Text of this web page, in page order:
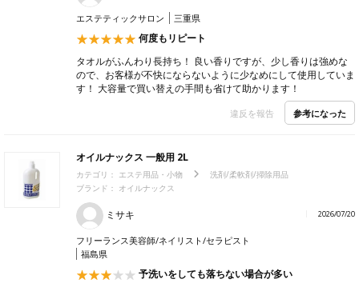
エステティックサロン 三重県
何度もリピート
タオルがふんわり長持ち！ 良い香りですが、少し香りは強めな
ので、お客様が不快にならないように少なめにして使用していま
す！ 大容量で買い替えの手間も省けて助かります！
違反を報告 参考になった
オイルナックス 一般用 2L
カテゴリ： エステ用品・小物
洗剤/柔軟剤/掃除用品
ブランド： オイルナックス
ミサキ 2026/07/20
フリーランス美容師/ネイリスト/セラピスト
福島県
予洗いをしても落ちない場合が多い